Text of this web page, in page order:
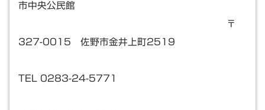
市中央公民館
〒
327-0015 佐野市金井上町2519
TEL 0283-24-5771